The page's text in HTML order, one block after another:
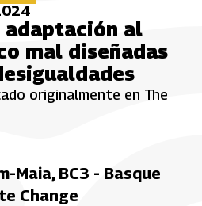
adaptación al
mal diseñadas
originalmente en The
Maia, BC3 - Basque
Change